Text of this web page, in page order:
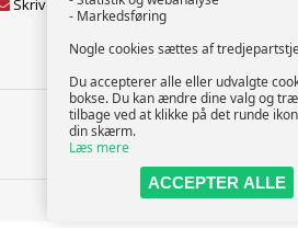
Skriv til vores kundeservice
- Markedsføring
Nogle cookies sættes af
Du accepterer alle eller udvalgte
bokse. Du kan ændre dine valg og
tilbage ved at klikke på det runde
din skærm.
Læs mere
ACCEPTER ALLE